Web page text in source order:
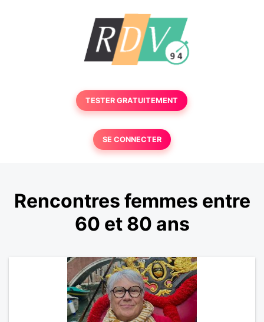
TESTER GRATUITEMENT
SE CONNECTER
Rencontres femmes entre
60 et 80 ans